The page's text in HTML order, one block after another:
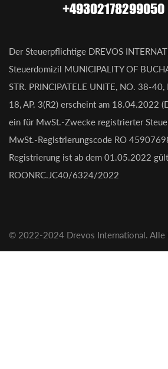
+49302178299050
Der Steuerpflichtige DREVOS
Steuerdomizil MUNICIPALITY OF
STR. PRINCIPATELE UNITE, NO. 38-40,
18, AP. 3(R2) erscheint am 18.04.2022
ein für MwSt.-Zwecke registrierter
MwSt.-Registrierungscode RO
Registrierung ist ab dem 01.05.2022
ROONRC.JC40/6324/2022
© 2022-2024 Drevos International. Alle